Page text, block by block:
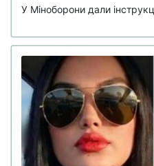
У Міноборони дали